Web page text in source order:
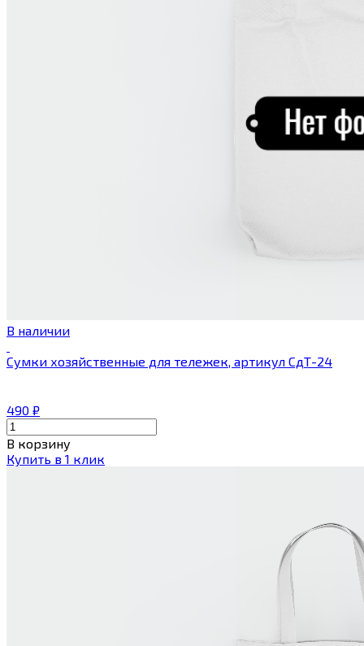
В наличии
Сумки хозяйственные для тележек, артикул СдТ-24
490 ₽
В корзину
Купить в 1 клик